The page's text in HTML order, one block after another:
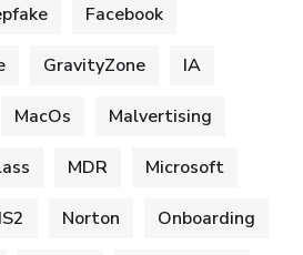
Facebook
GravityZone IA
MacOs Malvertising
MDR Microsoft
Norton Onboarding